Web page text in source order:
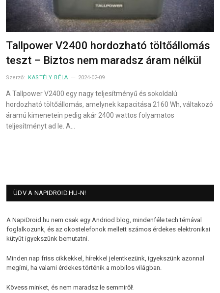
Tallpower V2400 hordozható töltőállomás
teszt – Biztos nem maradsz áram nélkül
Szerző: KASTÉLY BÉLA 2024-02-09
A Tallpower V2400 egy nagy teljesítményű és sokoldalú
hordozható töltőállomás, amelynek kapacitása 2160 Wh, váltakozó
áramú kimenetein pedig akár 2400 wattos folyamatos
teljesítményt ad le. A…
ÜDV A NAPIDROID.HU-N!
A NapiDroid.hu nem csak egy Andriod blog, mindenféle tech témával
foglalkozunk, és az okostelefonok mellett számos érdekes elektronikai
kütyüt igyekszünk bemutatni.
Minden nap friss cikkekkel, hírekkel jelentkezünk, igyekszünk azonnal
megírni, ha valami érdekes történik a mobilos világban.
Kövess minket, és nem maradsz le semmiről!